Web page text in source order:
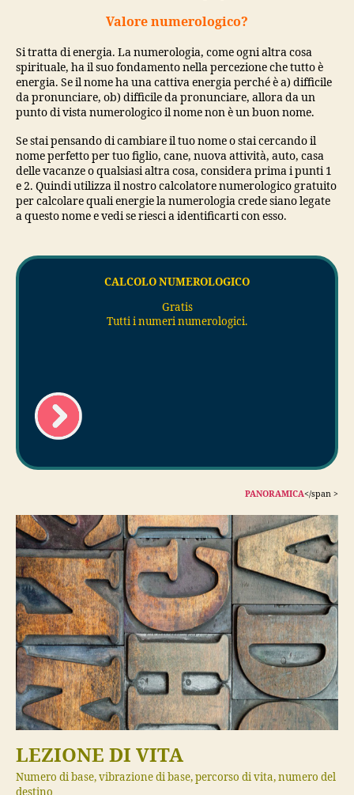
Valore numerologico?
Si tratta di energia. La numerologia, come ogni altra cosa
spirituale, ha il suo fondamento nella percezione che tutto è
energia. Se il nome ha una cattiva energia perché è a) difficile
da pronunciare, ob) difficile da pronunciare, allora da un
punto di vista numerologico il nome non è un buon nome.
Se stai pensando di cambiare il tuo nome o stai cercando il
nome perfetto per tuo figlio, cane, nuova attività, auto, casa
delle vacanze o qualsiasi altra cosa, considera prima i punti 1
e 2. Quindi utilizza il nostro calcolatore numerologico gratuito
per calcolare quali energie la numerologia crede siano legate
a questo nome e vedi se riesci a identificarti con esso.
CALCOLO NUMEROLOGICO
Gratis
Tutti i numeri numerologici.
PANORAMICA</span >
LEZIONE DI VITA
Numero di base, vibrazione di base, percorso di vita, numero del